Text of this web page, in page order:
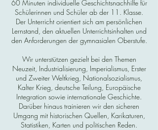
60 Minuten individuelle Geschichtsnachhilfe für
Schülerinnen und Schüler ab der 11. Klasse.
Der Unterricht orientiert sich am persönlichen
Lernstand, den aktuellen Unterrichtsinhalten und
den Anforderungen der gymnasialen Oberstufe.
Wir unterstützen gezielt bei den Themen
Neuzeit, Industrialisierung, Imperialismus, Erster
und Zweiter Weltkrieg, Nationalsozialismus,
Kalter Krieg, deutsche Teilung, Europäische
Integration sowie internationale Geschichte.
Darüber hinaus trainieren wir den sicheren
Umgang mit historischen Quellen, Karikaturen,
Statistiken, Karten und politischen Reden.